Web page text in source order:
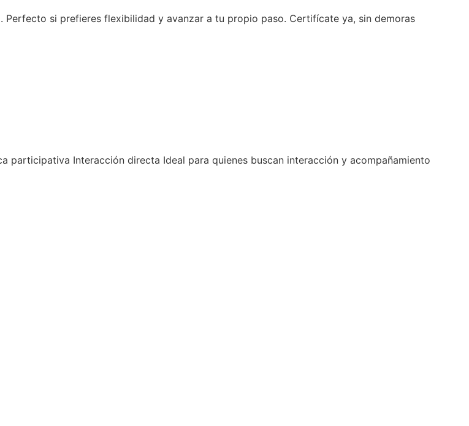
si prefieres flexibilidad y avanzar a tu propio paso. Certifícate ya, sin demoras
participativa Interacción directa Ideal para quienes buscan interacción y acompañamiento